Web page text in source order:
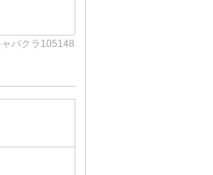
バクラ105148